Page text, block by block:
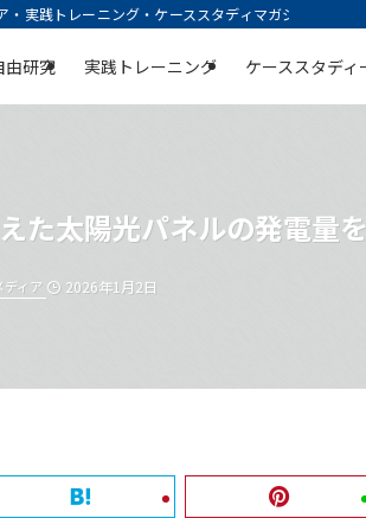
実践トレーニング・ケーススタディマガジン | 空庭
由研究 実践トレーニング ケーススタディ
た太陽光パネルの発電量
ディア 2026年1月2日